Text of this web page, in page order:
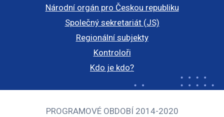
Národní orgán pro Českou republiku
Společný sekretariát (JS)
Regionální subjekty
Kontroloři
Kdo je kdo?
PROGRAMOVÉ OBDOBÍ 2014-2020